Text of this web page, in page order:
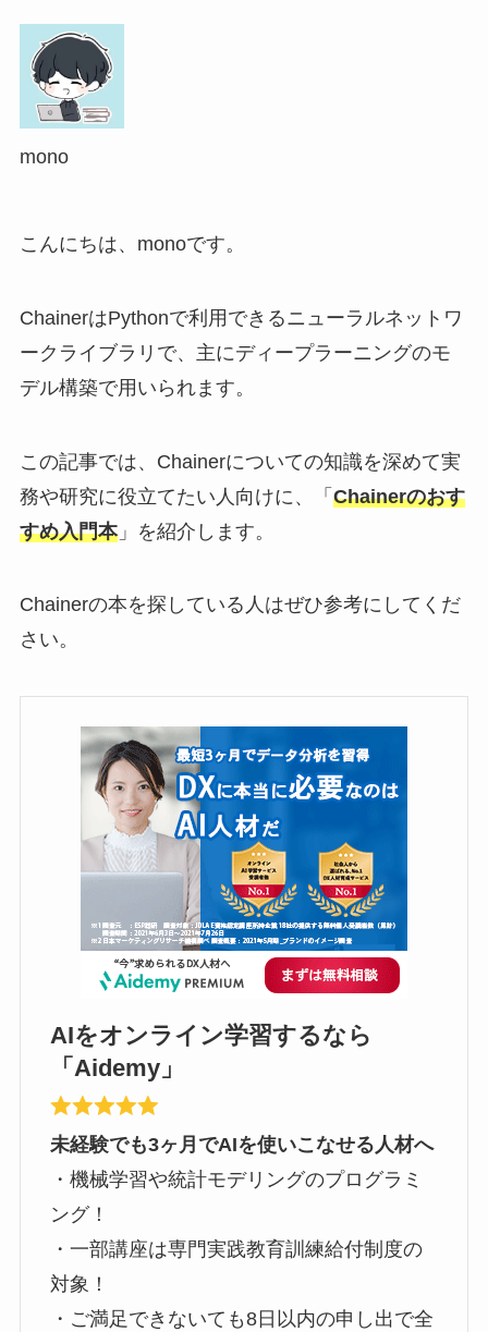
mono
こんにちは、monoです。
ChainerはPythonで利用できるニューラルネットワ
ークライブラリで、主にディープラーニングのモ
デル構築で用いられます。
この記事では、Chainerについての知識を深めて実
務や研究に役立てたい人向けに、「 Chainerのおす
すめ入門本」を紹介します。
Chainerの本を探している人はぜひ参考にしてくだ
さい。
AIをオンライン学習するなら
「Aidemy」
未経験でも3ヶ月でAIを使いこなせる人材へ
・機械学習や統計モデリングのプログラミ
ング！
・一部講座は専門実践教育訓練給付制度の
対象！
・ご満足できないても8日以内の申し出で全